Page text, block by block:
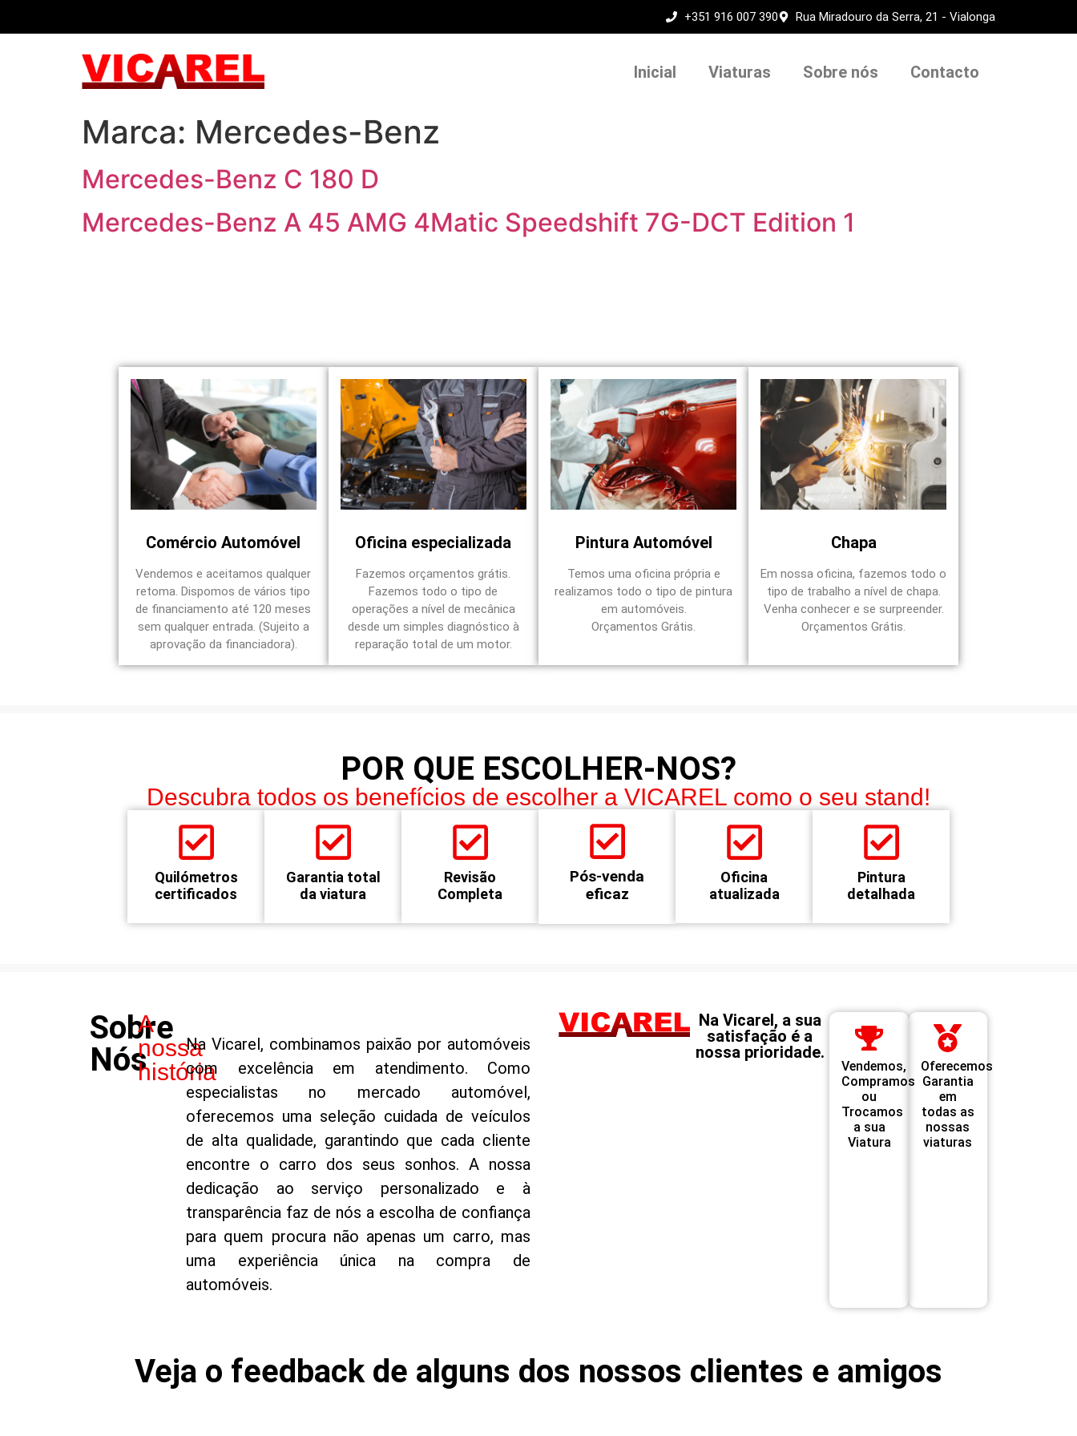
+351 916 007 390 Rua Miradouro da Serra, 21 - Vialonga
Inicial Viaturas Sobre nós Contacto
Marca: Mercedes-Benz
Mercedes-Benz C 180 D
Mercedes-Benz A 45 AMG 4Matic Speedshift 7G-DCT Edition 1
Comércio Automóvel
Vendemos e aceitamos qualquer
retoma. Dispomos de vários tipo
de financiamento até 120 meses
sem qualquer entrada. (Sujeito a
aprovação da financiadora).
Oficina especializada
Fazemos orçamentos grátis.
Fazemos todo o tipo de
operações a nível de mecânica
desde um simples diagnóstico à
reparação total de um motor.
Pintura Automóvel
Temos uma oficina própria e
realizamos todo o tipo de pintura
em automóveis.
Orçamentos Grátis.
Chapa
Em nossa oficina, fazemos todo o
tipo de trabalho a nível de chapa.
Venha conhecer e se surpreender.
Orçamentos Grátis.
POR QUE ESCOLHER-NOS?
Descubra todos os benefícios de escolher a VICAREL como o seu stand!
Quilómetros
certificados
Garantia total
da viatura
Revisão
Completa
Pós-venda
eficaz
Oficina
atualizada
Pintura
detalhada
Sobre
Nós
A
nossa
história
Na Vicarel, combinamos paixão por automóveis
com excelência em atendimento. Como
especialistas no mercado automóvel,
oferecemos uma seleção cuidada de veículos
de alta qualidade, garantindo que cada cliente
encontre o carro dos seus sonhos. A nossa
dedicação ao serviço personalizado e à
transparência faz de nós a escolha de confiança
para quem procura não apenas um carro, mas
uma experiência única na compra de
automóveis.
Na Vicarel, a sua
satisfação é a
nossa prioridade.
Vendemos,
Compramos
ou
Trocamos
a sua
Viatura
Oferecemos
Garantia
em
todas as
nossas
viaturas
Veja o feedback de alguns dos nossos clientes e amigos